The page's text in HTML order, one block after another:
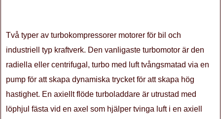
Två typer av turbokompressorer motorer för bil och
industriell typ kraftverk. Den vanligaste turbomotor är den
radiella eller centrifugal, turbo med luft tvångsmatad via en
pump för att skapa dynamiska trycket för att skapa hög
hastighet. En axiellt flöde turboladdare är utrustad med
löphjul fästa vid en axel som hjälper tvinga luft i en axiell